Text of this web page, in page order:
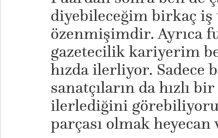
diyebileceğim birkaç
özenmişimdir. Ayrıca
gazetecilik kariyerim
hızda ilerliyor. Sadece
sanatçıların da hızlı
ilerlediğini
parçası olmak